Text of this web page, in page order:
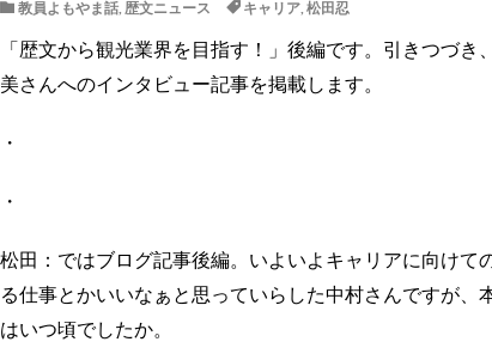
教員よもやま話, 歴文ニュース キャリア, 松田忍
「歴文から観光業界を目指す！」後編です。引きつづ
美さんへのインタビュー記事を掲載します。
・
・
松田：ではブログ記事後編。いよいよキャリアに向けて
る仕事とかいいなぁと思っていらした中村さんですが
はいつ頃でしたか。